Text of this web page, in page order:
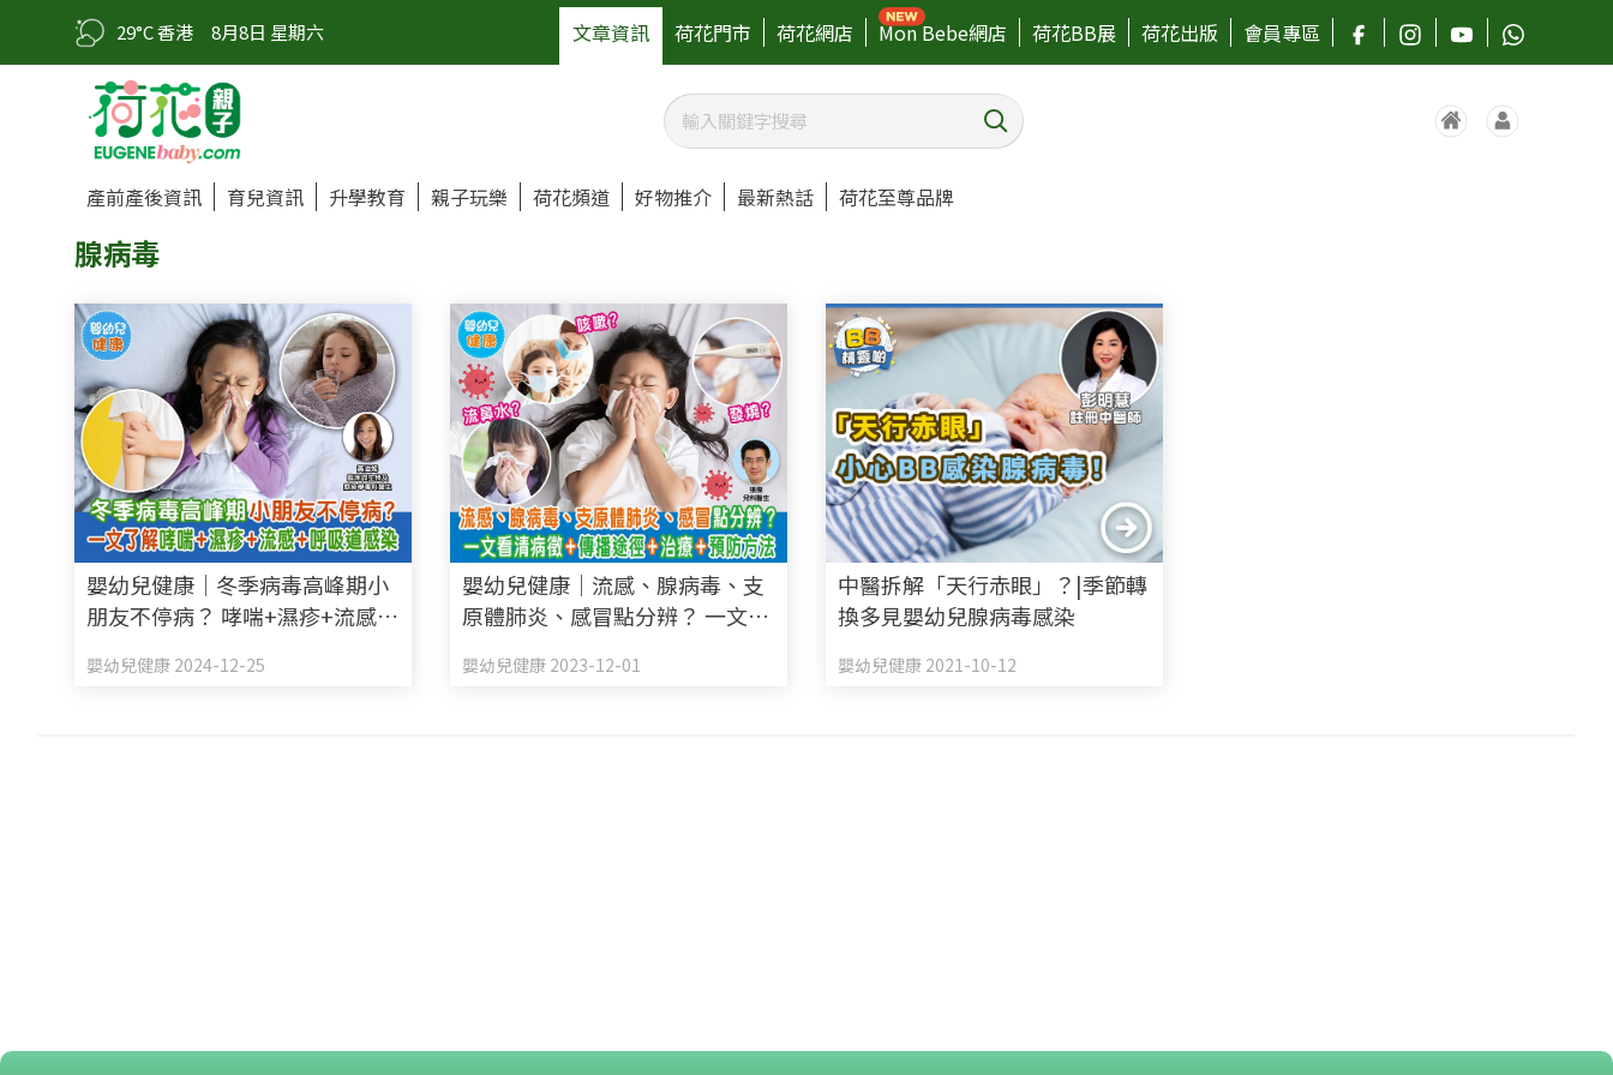
29°C 香港 8月8日 星期六 文章資訊 荷花門市 荷花網店 Mon Bebe網店 荷花BB展 荷花出版 會員專區
產前產後資訊 育兒資訊 升學教育 親子玩樂 荷花頻道 好物推介 最新熱話 荷花至尊品牌
腺病毒
嬰幼兒健康｜冬季病毒高峰期小
朋友不停病？ 哮喘+濕疹+流感
方法+預防措施
嬰幼兒健康 2024-12-25
嬰幼兒健康｜流感、腺病毒、支
原體肺炎、感冒點分辨？ 一文看
法
嬰幼兒健康 2023-12-01
中醫拆解「天行赤眼」？|季節轉
換多見嬰幼兒腺病毒感染
嬰幼兒健康 2021-10-12